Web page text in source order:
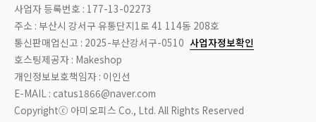
사업자 등록번호 : 177-13-02273
주소 : 부산시 강서구 유통단지1로 41 114동 208호
통신판매업신고 : 2025-부산강서구-0510 사업자정보확인
호스팅제공자 : Makeshop
개인정보보호책임자 : 이인선
E-MAIL : catus1866@naver.com
Copyrightⓒ 아미오피스 Co., Ltd. All Rights Reserved